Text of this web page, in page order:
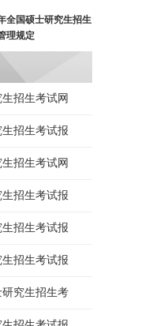
全国硕士研究生招生
理规定
招生考试网
招生考试报
招生考试网
招生考试报
招生考试报
招生考试报
究生招生考